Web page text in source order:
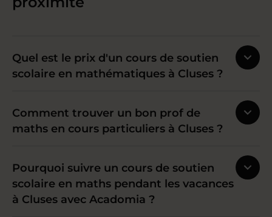
Quel est le prix d'un cours de soutien
scolaire en mathématiques à Cluses ?
Comment trouver un bon prof de
maths en cours particuliers à Cluses ?
Pourquoi suivre un cours de soutien
scolaire en maths pendant les vacances
à Cluses avec Acadomia ?